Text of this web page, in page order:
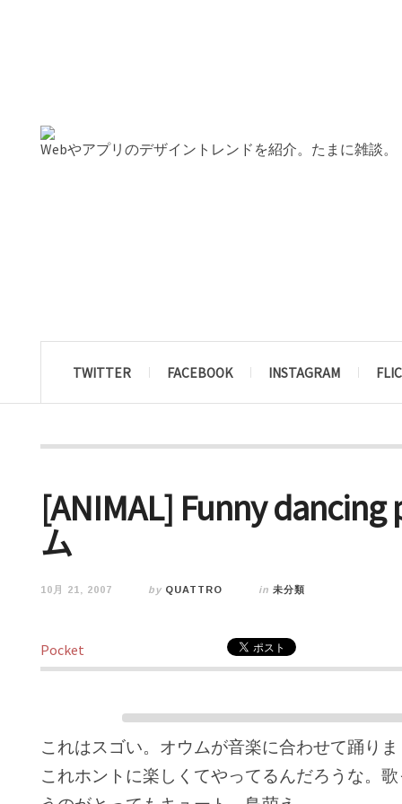
Webやアプリのデザイントレンドを紹介。たまに雑談。
TWITTER FACEBOOK INSTAGRAM
[ANIMAL] Funny
ム
10月 21, 2007 by QUATTRO in 未分類
Pocket
これはスゴい。オウムが音楽に合わせて踊り
これホントに楽しくてやってるんだろうな。歌